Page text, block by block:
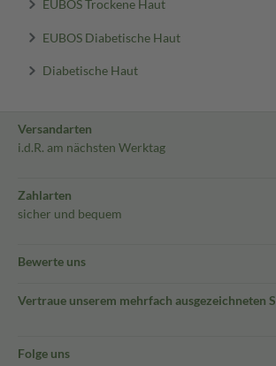
EUBOS Trockene Haut
EUBOS Diabetische Haut
Diabetische Haut
Versandarten
i.d.R. am nächsten Werktag
Zahlarten
sicher und bequem
Bewerte uns
Vertraue unserem mehrfach ausgezeichneten
Folge uns